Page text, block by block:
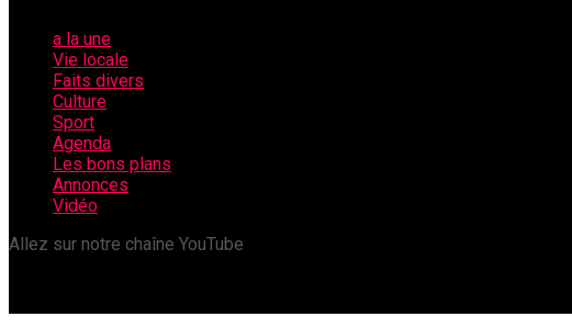
a la une
Vie locale
Faits divers
Culture
Sport
Agenda
Les bons plans
Annonces
Vidéo
Allez sur notre chaîne YouTube